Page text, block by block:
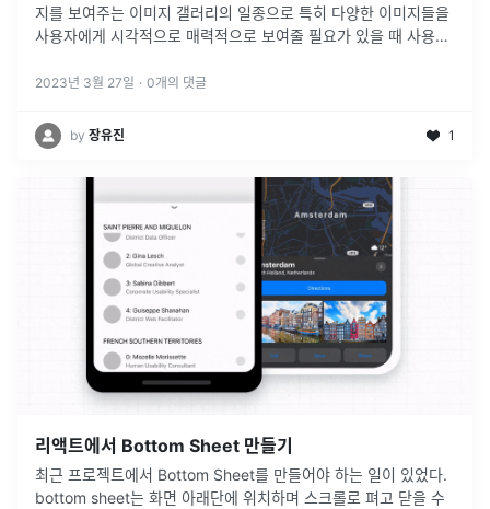
지를 보여주는 이미지 갤러리의 일종으로 특히 다양한 이미지들을
사용자에게 시각적으로 매력적으로 보여줄 필요가 있을 때 사용됩
는 메인 배너에 많이...
2023년 3월 27일 · 0개의 댓글
by 장유진 1
리액트에서 Bottom Sheet 만들기
최근 프로젝트에서 Bottom Sheet를 만들어야 하는 일이 있었다.
bottom sheet는 화면 아래단에 위치하며 스크롤로 펴고 닫을 수